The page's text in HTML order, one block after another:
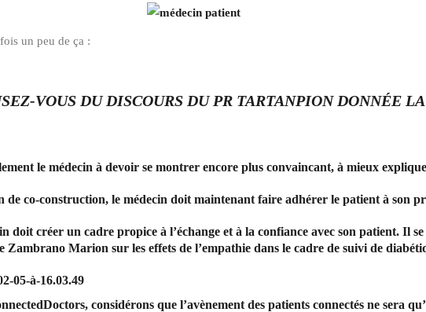
un peu de ça :
VOUS DU DISCOURS DU PR TARTANPION DONNÉE
le médecin à devoir se montrer encore plus convaincant, à mieux
de co-construction, le médecin doit maintenant faire adhérer le patient à son
doit créer un cadre propice à l’échange et à la confiance avec son patient. Il
Zambrano Marion sur les effets de l’empathie dans le cadre de suivi de
considérons que l’avènement des patients connectés ne sera